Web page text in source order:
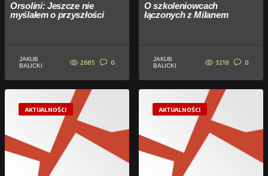
Orsolini: Jeszcze nie
myślałem o przyszłości
JAKUB
BALICKI
2685 0
O szkoleniowcach
łączonych z Milanem
JAKUB
BALICKI
3218 0
AKTUALNOŚCI AKTUALNOŚCI